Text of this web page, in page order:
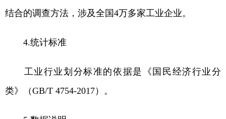
结合的调查方法，涉及全国4万多家工业企业。
4.统计标准
工业行业划分标准的依据是《国民经济行业分
类》（GB/T 4754-2017）。